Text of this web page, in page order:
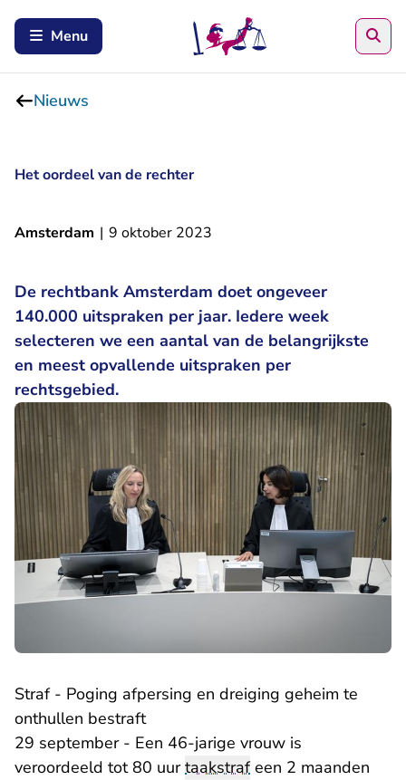
Menu
Nieuws
Het oordeel van de rechter
Amsterdam | 9 oktober 2023
De rechtbank Amsterdam doet ongeveer
140.000 uitspraken per jaar. Iedere week
selecteren we een aantal van de belangrijkste
en meest opvallende uitspraken per
rechtsgebied.
Straf - Poging afpersing en dreiging geheim te
onthullen bestraft
29 september - Een 46-jarige vrouw is
veroordeeld tot 80 uurtaakstrafeen 2 maanden